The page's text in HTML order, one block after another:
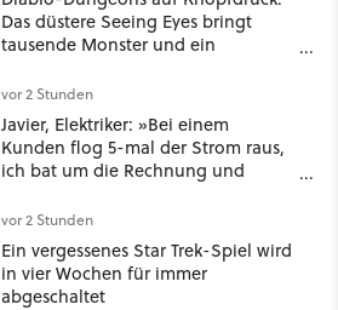
Das düstere Seeing Eyes bringt
tausende Monster und ein
Spieler feuern
vor 2 Stunden
Javier, Elektriker: »Bei einem
Kunden flog 5-mal der Strom raus,
ich bat um die Rechnung und
eine unterschiedliche vertragliche
Leistung hatte«
vor 2 Stunden
Ein vergessenes Star Trek-Spiel wird
in vier Wochen für immer
abgeschaltet